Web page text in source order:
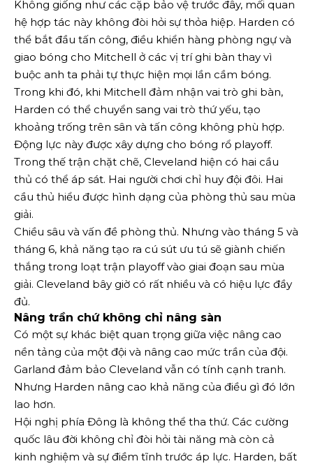
Không giống như các cặp bảo vệ trước đây, mối quan
hệ hợp tác này không đòi hỏi sự thỏa hiệp. Harden có
thể bắt đầu tấn công, điều khiển hàng phòng ngự và
giao bóng cho Mitchell ở các vị trí ghi bàn thay vì
buộc anh ta phải tự thực hiện mọi lần cầm bóng.
Trong khi đó, khi Mitchell đảm nhận vai trò ghi bàn,
Harden có thể chuyển sang vai trò thứ yếu, tạo
khoảng trống trên sân và tấn công không phù hợp.
Động lực này được xây dựng cho bóng rổ playoff.
Trong thế trận chặt chẽ, Cleveland hiện có hai cầu
thủ có thể áp sát. Hai người chơi chỉ huy đội đôi. Hai
cầu thủ hiểu được hình dạng của phòng thủ sau mùa
giải.
Chiều sâu và vấn đề phòng thủ. Nhưng vào tháng 5 và
tháng 6, khả năng tạo ra cú sút ưu tú sẽ giành chiến
thắng trong loạt trận playoff vào giai đoạn sau mùa
giải. Cleveland bây giờ có rất nhiều và có hiệu lực đầy
đủ.
Nâng trần chứ không chỉ nâng sàn
Có một sự khác biệt quan trọng giữa việc nâng cao
nền tảng của một đội và nâng cao mức trần của đội.
Garland đảm bảo Cleveland vẫn có tính cạnh tranh.
Nhưng Harden nâng cao khả năng của điều gì đó lớn
lao hơn.
Hội nghị phía Đông là không thể tha thứ. Các cường
quốc lâu đời không chỉ đòi hỏi tài năng mà còn cả
kinh nghiệm và sự điềm tĩnh trước áp lực. Harden, bất